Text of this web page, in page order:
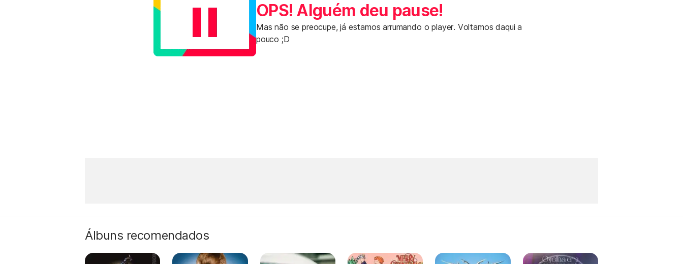
OPS! Alguém deu pause!
Mas não se preocupe, já estamos arrumando o player. Voltamos daqui a
pouco ;D
Álbuns recomendados